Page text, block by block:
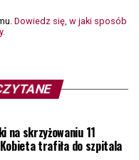
Dowiedz się, w jaki sposób
skrzyżowaniu 11
trafiła do szpitala